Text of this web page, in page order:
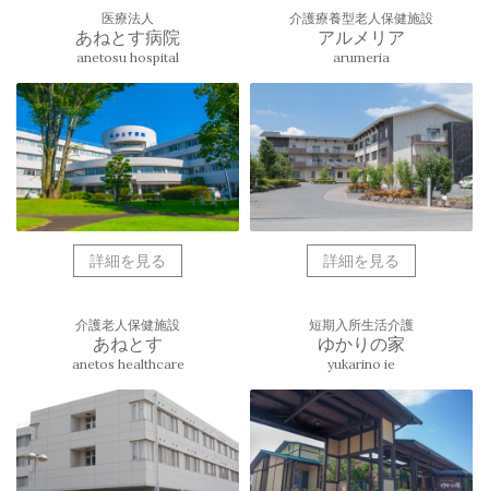
医療法人
あねとす病院
anetosu hospital
詳細を見る
介護療養型老人保健施設
アルメリア
arumeria
詳細を見る
介護老人保健施設
あねとす
anetos healthcare
短期入所生活介護
ゆかりの家
yukarino ie